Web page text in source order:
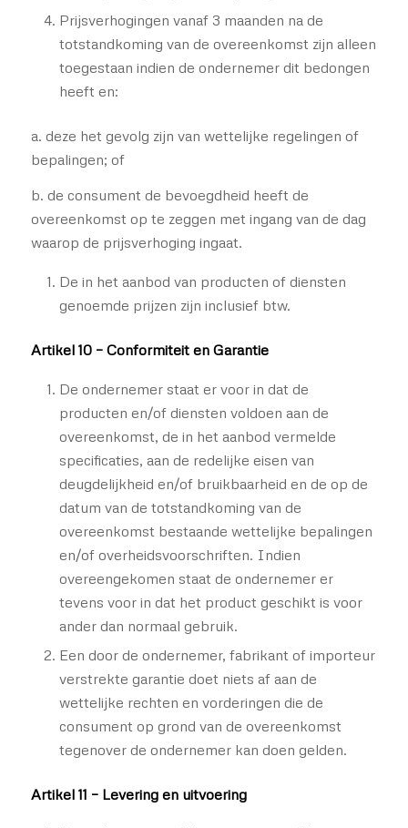
Prijsverhogingen vanaf 3 maanden na de
totstandkoming van de overeenkomst zijn alleen
toegestaan indien de ondernemer dit bedongen
heeft en:
a. deze het gevolg zijn van wettelijke regelingen of
bepalingen; of
b. de consument de bevoegdheid heeft de
overeenkomst op te zeggen met ingang van de dag
waarop de prijsverhoging ingaat.
De in het aanbod van producten of diensten
genoemde prijzen zijn inclusief btw.
Artikel 10 – Conformiteit en Garantie
De ondernemer staat er voor in dat de
producten en/of diensten voldoen aan de
overeenkomst, de in het aanbod vermelde
specificaties, aan de redelijke eisen van
deugdelijkheid en/of bruikbaarheid en de op de
datum van de totstandkoming van de
overeenkomst bestaande wettelijke bepalingen
en/of overheidsvoorschriften. Indien
overeengekomen staat de ondernemer er
tevens voor in dat het product geschikt is voor
ander dan normaal gebruik.
Een door de ondernemer, fabrikant of importeur
verstrekte garantie doet niets af aan de
wettelijke rechten en vorderingen die de
consument op grond van de overeenkomst
tegenover de ondernemer kan doen gelden.
Artikel 11 – Levering en uitvoering